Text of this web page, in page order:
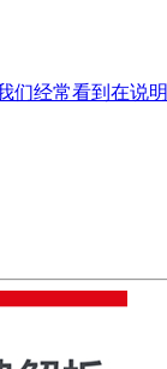
们经常看到在说明